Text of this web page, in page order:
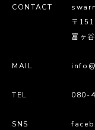
CONTACT
〒
富ヶ
MAIL
TEL 080-
SNS